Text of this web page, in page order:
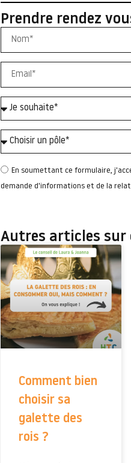
Prendre rendez
En soumettant ce formulaire,
demande d'informations et de la
Autres articles sur
Comment bien
choisir sa
galette des
rois ?